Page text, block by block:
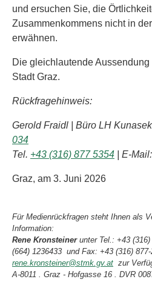
und ersuchen Sie, die
Zusammenkommens nicht in
erwähnen.
Die gleichlautende
Stadt Graz.
Rückfragehinweis:
Gerold Fraidl | Büro LH
034
Tel. +43 (316) 877 5354 | E-Mail:
Graz, am 3. Juni 2026
Für Medienrückfragen steht Ihnen als
Information:
Rene Kronsteiner unter Tel.: +43
(664) 1236433 und Fax: +43 (316)
rene.kronsteiner@stmk.gv.at zur
A-8011 . Graz - Hofgasse 16 . DVR